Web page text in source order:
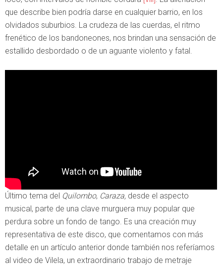
que describe bien podría darse en cualquier barrio, en los
olvidados suburbios. La crudeza de las cuerdas, el ritmo
frenético de los bandoneones, nos brindan una sensación de
estallido desbordado o de un aguante violento y fatal.
Último tema del Quilombo, Caraza, desde el aspecto
musical, parte de una clave murguera muy popular que
perdura sobre un fondo de tango. Es una creación muy
representativa de este disco, que comentamos con más
detalle en un artículo anterior donde también nos referíamos
al video de Vilela, un extraordinario trabajo de metraje